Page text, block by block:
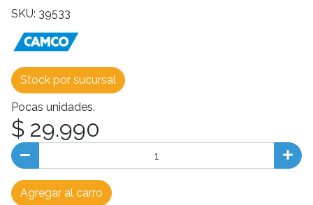
SKU: 39533
Stock por sucursal
Pocas unidades.
$ 29.990
Agregar al carro